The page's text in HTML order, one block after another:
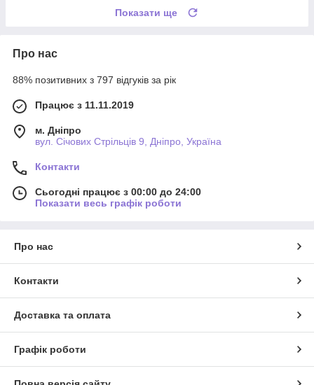
Показати ще
Про нас
88% позитивних з 797 відгуків за рік
Працює з 11.11.2019
м. Дніпро
вул. Січових Стрільців 9, Дніпро, Україна
Контакти
Сьогодні працює з 00:00 до 24:00
Показати весь графік роботи
Про нас
Контакти
Доставка та оплата
Графік роботи